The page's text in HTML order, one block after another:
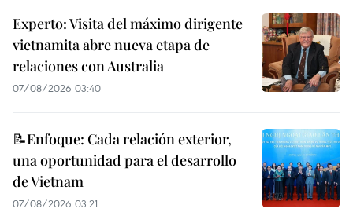
Experto: Visita del máximo dirigente
vietnamita abre nueva etapa de
relaciones con Australia
07/08/2026 03:40
📝Enfoque: Cada relación exterior,
una oportunidad para el desarrollo
de Vietnam
07/08/2026 03:21